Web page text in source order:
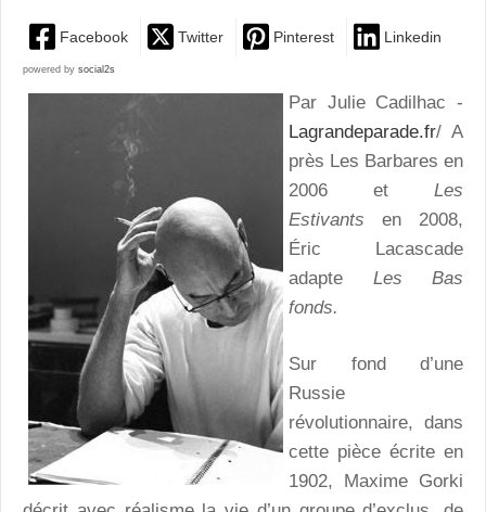
Facebook Twitter Pinterest Linkedin
powered by social2s
Par Julie Cadilhac -
Lagrandeparade.fr/ A
près Les Barbares en
2006 et Les
Estivants en 2008,
Éric Lacascade
adapte Les Bas
fonds.
Sur fond d’une
Russie
révolutionnaire, dans
cette pièce écrite en
1902, Maxime Gorki